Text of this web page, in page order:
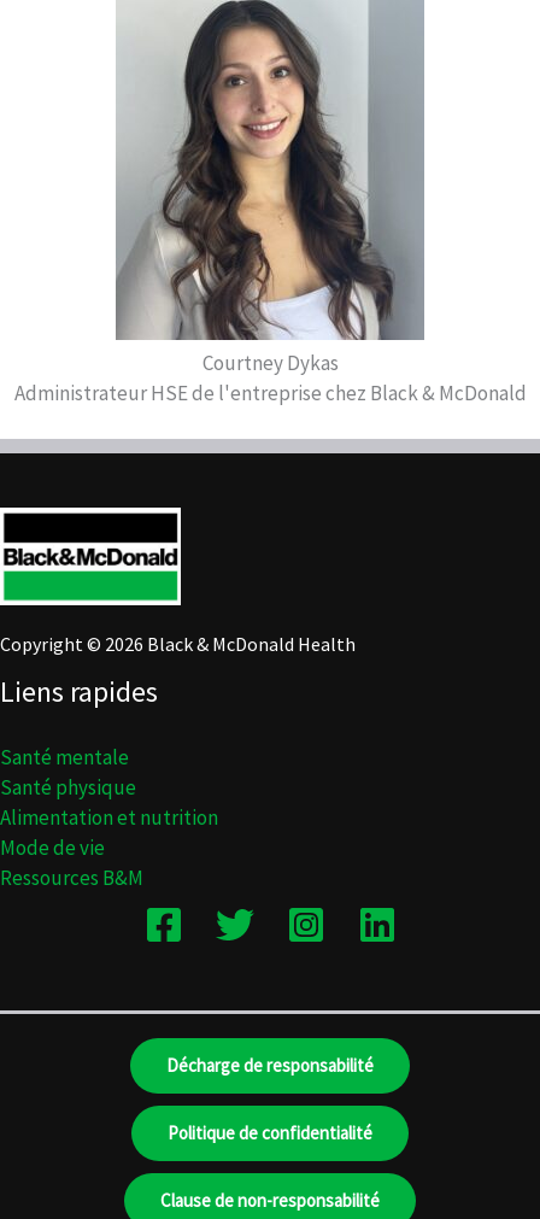
Courtney Dykas
Administrateur HSE de l'entreprise chez Black & McDonald
Copyright © 2026 Black & McDonald Health
Liens rapides
Santé mentale
Santé physique
Alimentation et nutrition
Mode de vie
Ressources B&M
Décharge de responsabilité
Politique de confidentialité
Clause de non-responsabilité